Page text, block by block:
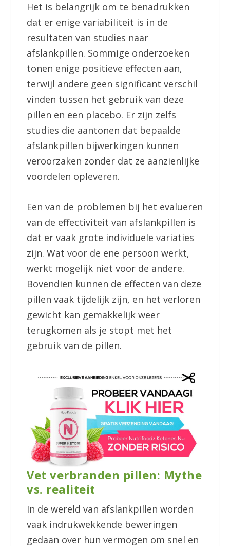
Het is belangrijk om te benadrukken
dat er enige variabiliteit is in de
resultaten van studies naar
afslankpillen. Sommige onderzoeken
tonen enige positieve effecten aan,
terwijl andere geen significant verschil
vinden tussen het gebruik van deze
pillen en een placebo. Er zijn zelfs
studies die aantonen dat bepaalde
afslankpillen bijwerkingen kunnen
veroorzaken zonder dat ze aanzienlijke
voordelen opleveren.
Een van de problemen bij het evalueren
van de effectiviteit van afslankpillen is
dat er vaak grote individuele variaties
zijn. Wat voor de ene persoon werkt,
werkt mogelijk niet voor de andere.
Bovendien kunnen de effecten van deze
pillen vaak tijdelijk zijn, en het verloren
gewicht kan gemakkelijk weer
terugkomen als je stopt met het
gebruik van de pillen.
Vet verbranden pillen: Mythe
vs. realiteit
In de wereld van afslankpillen worden
vaak indrukwekkende beweringen
gedaan over hun vermogen om snel en